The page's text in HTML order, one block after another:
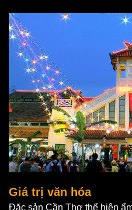
Giá trị văn hóa
Đặc sản Cần Thơ thể hiện